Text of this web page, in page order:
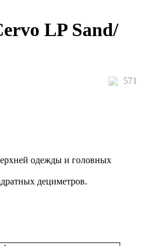
LP Sand/
571
одежды и головных
дециметров.